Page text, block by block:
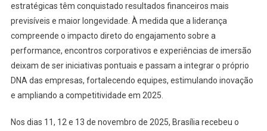
estratégicas têm conquistado resultados financeiros mais
previsíveis e maior longevidade. À medida que a liderança
compreende o impacto direto do engajamento sobre a
performance, encontros corporativos e experiências de imersão
deixam de ser iniciativas pontuais e passam a integrar o próprio
DNA das empresas, fortalecendo equipes, estimulando inovação
e ampliando a competitividade em 2025.
Nos dias 11, 12 e 13 de novembro de 2025, Brasília recebeu o